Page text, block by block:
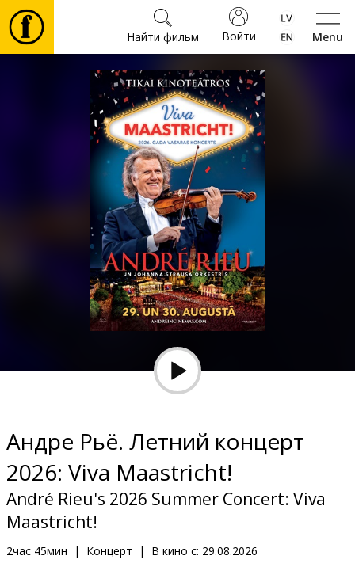
Menu
Войти
Найти фильм
Фильмы
Мероприятия
Новости
Подарки
Клуб
Андре Рьё. Летний концерт
2026: Viva Maastricht!
André Rieu's 2026 Summer Concert: Viva
Maastricht!
2час 45мин | Концерт | В кино с: 29.08.2026